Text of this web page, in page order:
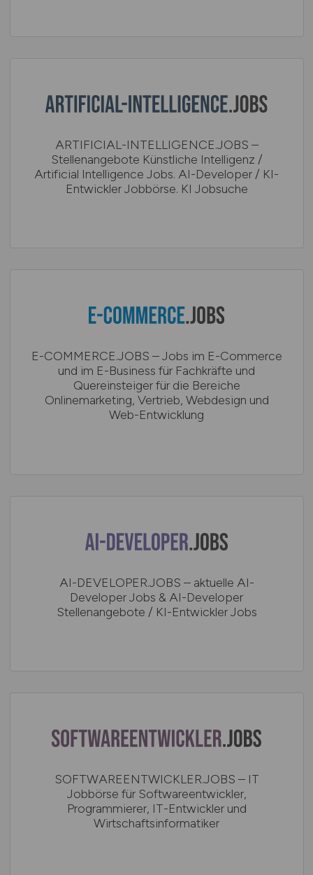
ARTIFICIAL-INTELLIGENCE.JOBS –
Stellenangebote Künstliche Intelligenz /
Artificial Intelligence Jobs. AI-Developer / KI-
Entwickler Jobbörse. KI Jobsuche
E-COMMERCE.JOBS – Jobs im E-Commerce
und im E-Business für Fachkräfte und
Quereinsteiger für die Bereiche
Onlinemarketing, Vertrieb, Webdesign und
Web-Entwicklung
AI-DEVELOPER.JOBS – aktuelle AI-
Developer Jobs & AI-Developer
Stellenangebote / KI-Entwickler Jobs
SOFTWAREENTWICKLER.JOBS – IT
Jobbörse für Softwareentwickler,
Programmierer, IT-Entwickler und
Wirtschaftsinformatiker